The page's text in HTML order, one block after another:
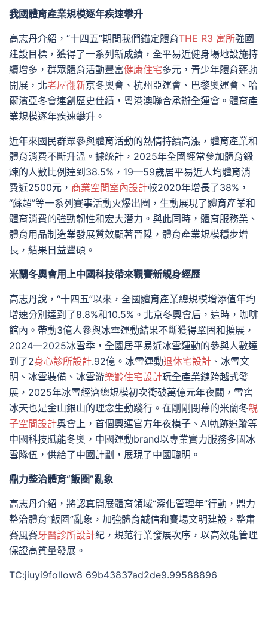
我國體育產業規模逐年疾速攀升
高志丹介紹，“十四五”期間我們錨定體育THE R3 寓所強國
建設目標，獲得了一系列新成績，全平易近健身場地設施持
續增多，群眾體育活動豐富健康住宅多元，青少年體育蓬勃
開展，北老屋翻新京冬奧會、杭州亞運會、巴黎奧運會、哈
爾濱亞冬會連創歷史佳績，粵港澳聯合承辦全運會。體育產
業規模逐年疾速攀升。
近年來國民群眾參與體育活動的熱情持續高漲，體育產業和
體育消費不斷升溫。據統計，2025年全國經常參加體育鍛
煉的人數比例達到38.5%，19—59歲居平易近人均體育消
費近2500元， 商業空間室內設計較2020年增長了38%，
“蘇超”等一系列賽事活動火爆出圈，生動展現了體育產業和
體育消費的強勁韌性和宏大潛力。與此同時，體育服務業、
體育用品制造業發展質效顯著晉陞，體育產業規模穩步增
長，結果日益豐碩。
米蘭冬奧會用上中國科技帶來觀賽新親身經歷
高志丹說，“十四五”以來，全國體育產業總規模增添值年均
增速分別達到了8.8%和10.5%。北京冬奧會后，這時，咖啡
館內。帶動3億人參與冰雪運動結果不斷獲得鞏固和擴展，
2024—2025冰雪季，全國居平易近冰雪運動的參與人數達
到了2身心診所設計.92億。冰雪運動退休宅設計 、冰雪文
明、冰雪裝備、冰雪游樂齡住宅設計玩全產業鏈跨越式發
展，2025年冰雪經濟總規模初次衝破萬億元年夜關，雪窖
冰天也是金山銀山的理念生動踐行。在剛剛閉幕的米蘭冬親
子空間設計奧會上，首個奧運官方年夜模子、AI軌跡追蹤等
中國科技賦能冬奧，中國運動brand以專業實力服務多國冰
雪隊伍，供給了中國計劃，展現了中國聰明。
鼎力整治體育“飯圈”亂象
高志丹介紹，將認真開展體育領域“深化管理年”行動，鼎力
整治體育“飯圈”亂象，加強體育誠信和賽場文明建設，整肅
賽風賽牙醫診所設計紀，規范行業發展次序，以高效能管理
保證高質量發展。
TC:jiuyi9follow8 69b43837ad2de9.99588896